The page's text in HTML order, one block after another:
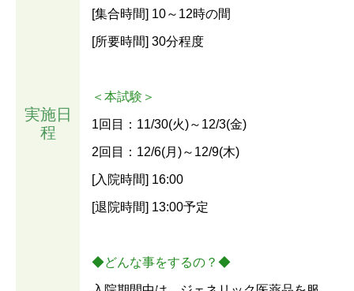
実施日
程
[集合時間] 10～12時の間
[所要時間] 30分程度
＜本試験＞
1回目：11/30(火)～12/3(金)
2回目：12/6(月)～12/9(木)
[入院時間] 16:00
[退院時間] 13:00予定
◆どんな事をするの？◆